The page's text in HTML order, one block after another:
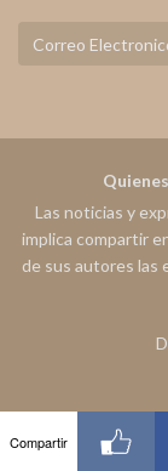
Las noticias y
implica compartir
de sus autores las
Compartir